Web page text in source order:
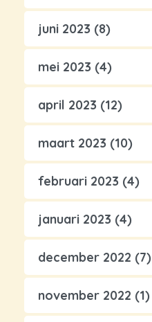
juni 2023 (8)
mei 2023 (4)
april 2023 (12)
maart 2023 (10)
februari 2023 (4)
januari 2023 (4)
december 2022 (7)
november 2022 (1)